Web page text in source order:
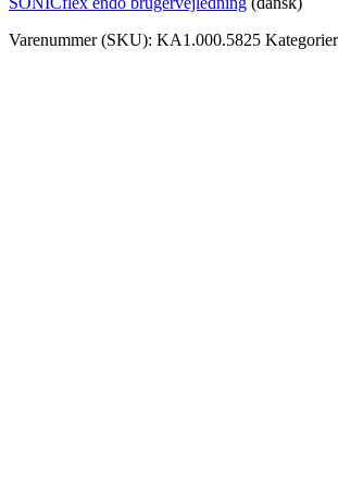
Varenummer (SKU): KA1.000.5825